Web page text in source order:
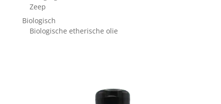
Zeep
Biologisch
Biologische etherische olie